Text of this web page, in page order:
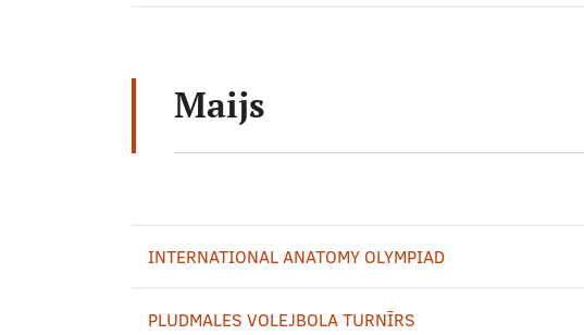
Maijs
INTERNATIONAL ANATOMY OLYMPIAD
PLUDMALES VOLEJBOLA TURNĪRS